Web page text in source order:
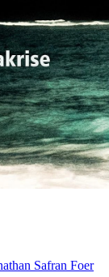
Safran Foer